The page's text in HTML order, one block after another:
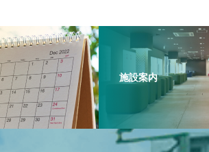
施設案内